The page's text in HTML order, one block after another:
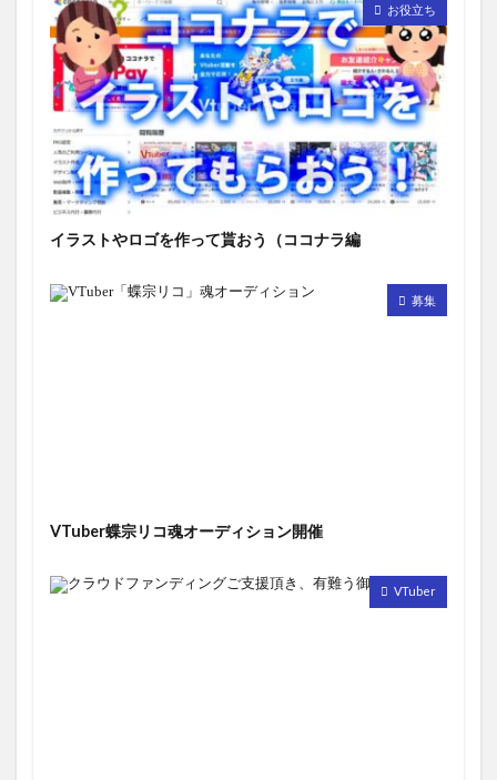
お役立ち
イラストやロゴを作って貰おう（ココナラ編
募集
VTuber蝶宗リコ魂オーディション開催
VTuber